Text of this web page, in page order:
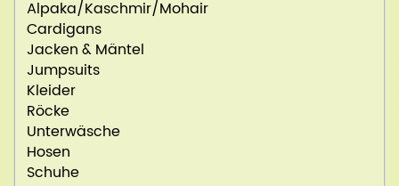
Alpaka/Kaschmir/Mohair
Cardigans
Jacken & Mäntel
Jumpsuits
Kleider
Röcke
Unterwäsche
Hosen
Schuhe